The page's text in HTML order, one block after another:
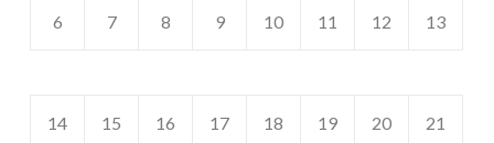
6 7 8 9 10 11 12 13
14 15 16 17 18 19 20 21